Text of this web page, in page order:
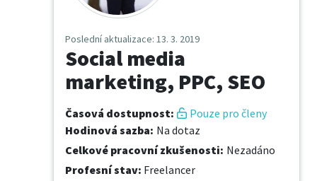
Poslední aktualizace: 13. 3. 2019
Social media
marketing, PPC, SEO
Časová dostupnost:
Pouze pro členy
Hodinová sazba: Na dotaz
Celkové pracovní zkušenosti: Nezadáno
Profesní stav: Freelancer